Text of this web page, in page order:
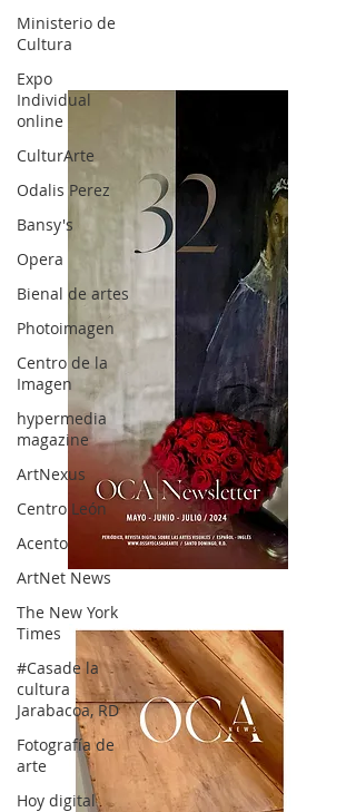
Ministerio de
Cultura
Expo
Individual
online
CulturArte
Odalis Perez
Bansy's
Opera
Bienal de artes
Photoimagen
Centro de la
Imagen
hypermedia
magazine
ArtNexus
Centro León
Acento
ArtNet News
The New York
Times
#Casade la
cultura
Jarabacoa, RD
Fotografía de
arte
Hoy digital
OCA|News 32/ Mayo-Junio-Julio, 2023